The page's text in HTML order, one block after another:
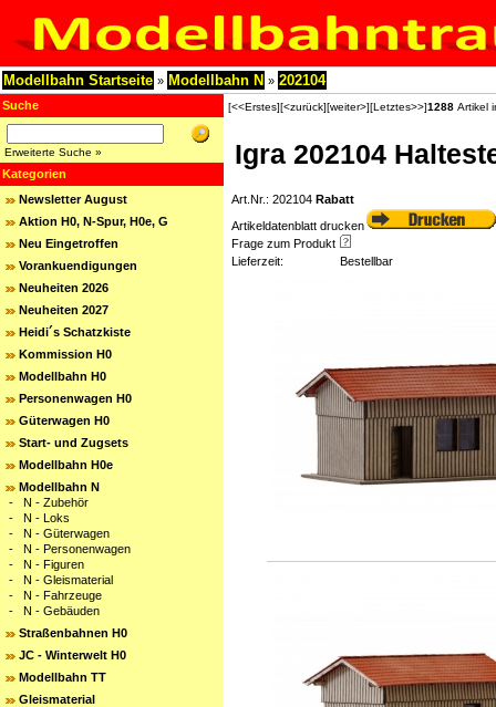
Modellbahn Startseite » Modellbahn N » 202104
Suche
Erweiterte Suche »
Kategorien
Newsletter August
Aktion H0, N-Spur, H0e, G
Neu Eingetroffen
Vorankuendigungen
Neuheiten 2026
Neuheiten 2027
Heidi´s Schatzkiste
Kommission H0
Modellbahn H0
Personenwagen H0
Güterwagen H0
Start- und Zugsets
Modellbahn H0e
Modellbahn N
- N - Zubehör
- N - Loks
- N - Güterwagen
- N - Personenwagen
- N - Figuren
- N - Gleismaterial
- N - Fahrzeuge
- N - Gebäuden
Straßenbahnen H0
JC - Winterwelt H0
Modellbahn TT
Gleismaterial
[<<Erstes][<zurück][weiter>][Letztes>>]1288 Artikel
Igra 202104
Art.Nr.: 202104 Rabatt
Artikeldatenblatt drucken
Frage zum Produkt
Lieferzeit:
Bestellbar